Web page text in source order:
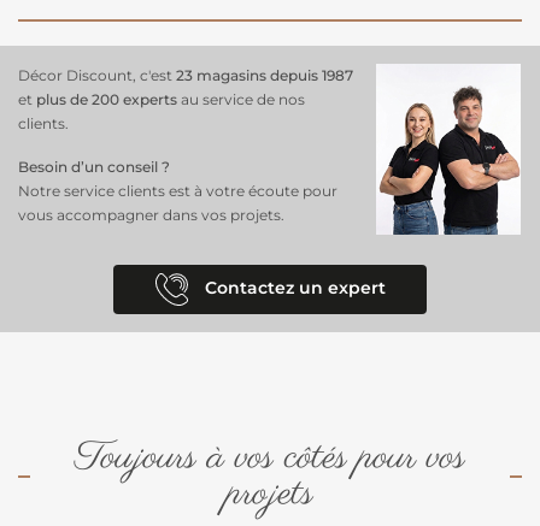
Décor Discount, c'est 23 magasins depuis 1987
et plus de 200 experts au service de nos
clients.
Besoin d’un conseil ?
Notre service clients est à votre écoute pour
vous accompagner dans vos projets.
Contactez un expert
Toujours à vos côtés pour vos
projets